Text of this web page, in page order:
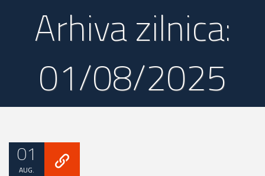
Arhiva zilnica:
01/08/2025
01
AUG.